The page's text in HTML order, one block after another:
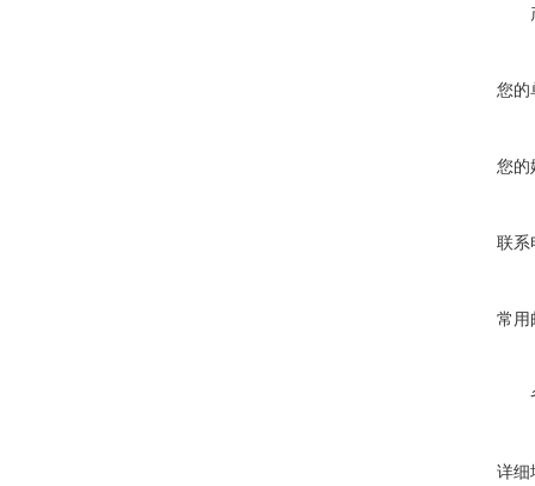
您的
您的
联系
常用
详细